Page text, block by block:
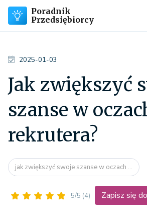
Poradnik
Przedsiębiorcy
2025-01-03
Jak zwiększyć
szanse w
rekrutera?
jak zwiększyć swoje szanse w oczach ...
5/5 (4) Zapisz się